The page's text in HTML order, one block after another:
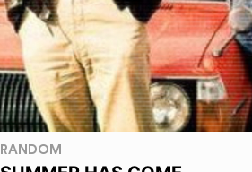
RANDOM